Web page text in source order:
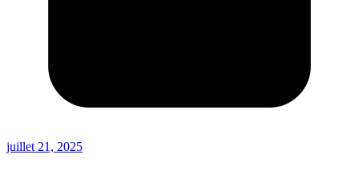
juillet 21, 2025